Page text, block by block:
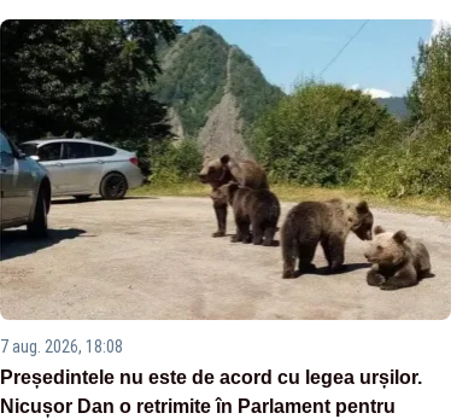
7 aug. 2026, 18:08
Președintele nu este de acord cu legea urșilor.
Nicușor Dan o retrimite în Parlament pentru